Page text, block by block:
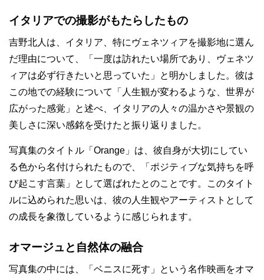
イタリアでの撮影がもたらしたもの
吉野北人は、イタリア、特にヴェネツィアを撮影地に選ん
だ理由について、「一度は訪れたい場所であり、ヴェネツ
ィアは必ず行きたいと思っていた」と明かしました。彼は
この地での経験について「人生観が変わるような、世界が
広がった感覚」と述べ、イタリアの人々の温かさや景観の
美しさに深い感銘を受けたと振り返りました。
写真集のタイトル「Orange」は、彼自身が大切にしてい
る色から名付けられたもので、「ポジティブな気持ちを呼
び起こす言葉」として選ばれたとのことです。このタイト
ルに込められた思いは、彼の人生観やアーティストとして
の成長を象徴しているように感じられます。
オマージュと自然体の融合
写真集の中には、「ベニスに死す」という名作映画をオマ